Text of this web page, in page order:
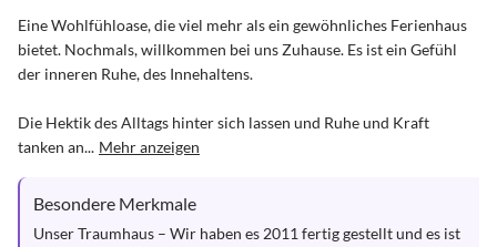
Eine Wohlfühloase, die viel mehr als ein gewöhnliches Ferienhaus
bietet. Nochmals, willkommen bei uns Zuhause. Es ist ein Gefühl
der inneren Ruhe, des Innehaltens.
Die Hektik des Alltags hinter sich lassen und Ruhe und Kraft
tanken an... Mehr anzeigen
Besondere Merkmale
Unser Traumhaus – Wir haben es 2011 fertig gestellt und es ist